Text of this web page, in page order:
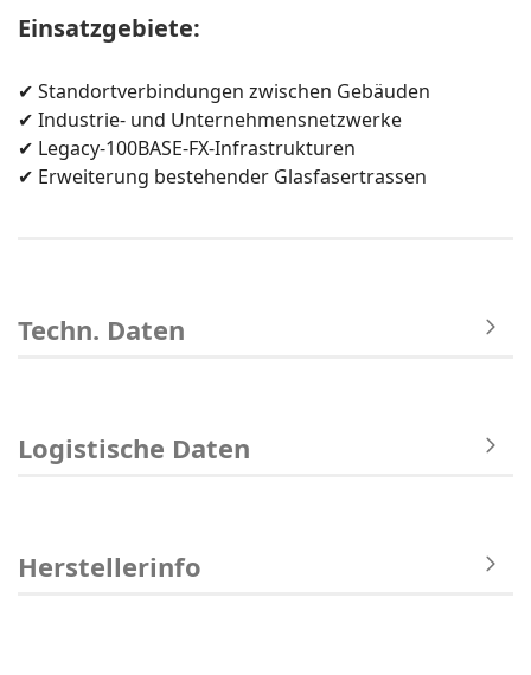
Einsatzgebiete:
✔ Standortverbindungen zwischen Gebäuden
✔ Industrie- und Unternehmensnetzwerke
✔ Legacy-100BASE-FX-Infrastrukturen
✔ Erweiterung bestehender Glasfasertrassen
Techn. Daten
Logistische Daten
Herstellerinfo